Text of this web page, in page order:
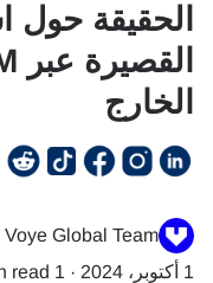
الحقيقة حول
الخارج
Voye Global Team
1 أكتوبر، 2024
·
1 min read